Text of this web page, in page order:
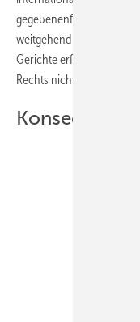
gegebenenfalls auch EU-
weitgehend ohne
Gerichte erfolge, sei mit
Rechts nicht vereinbar.